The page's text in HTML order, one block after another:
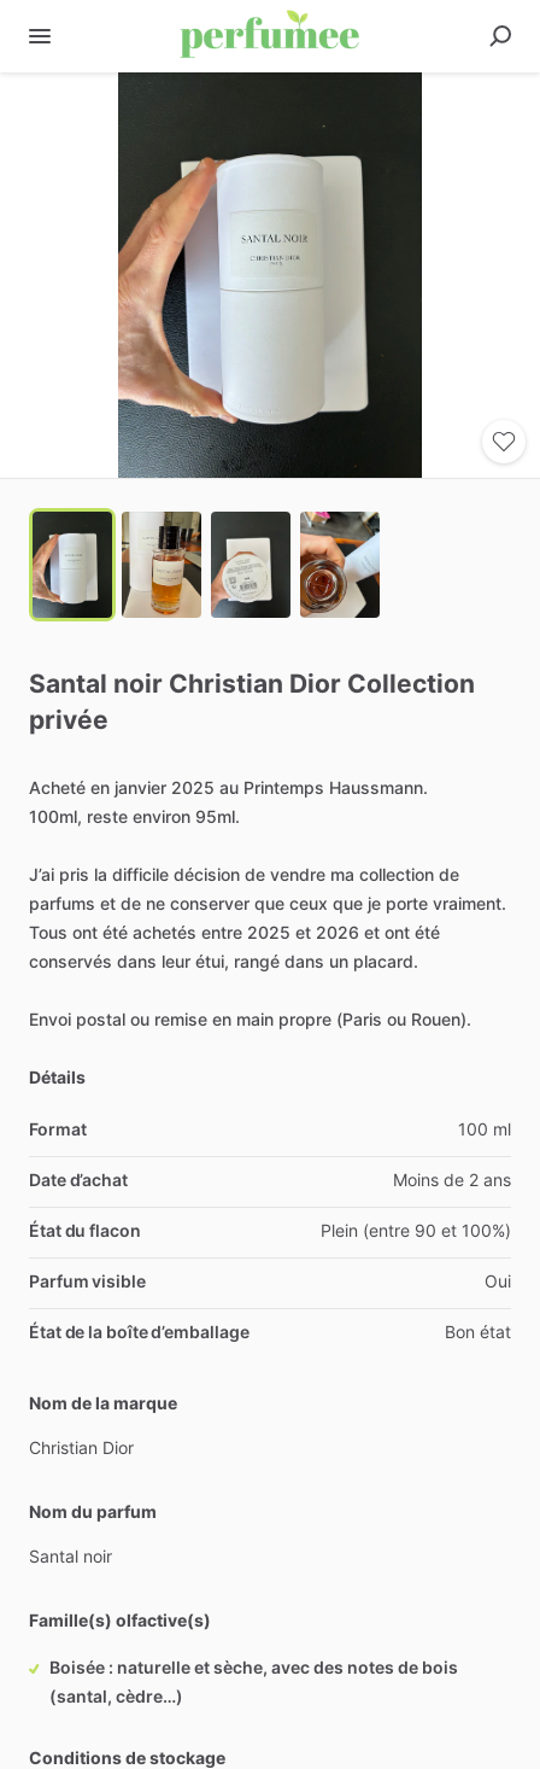
Santal noir Christian Dior Collection
privée
Acheté en janvier 2025 au Printemps Haussmann.
100ml, reste environ 95ml.
J’ai pris la difficile décision de vendre ma collection de
parfums et de ne conserver que ceux que je porte vraiment.
Tous ont été achetés entre 2025 et 2026 et ont été
conservés dans leur étui, rangé dans un placard.
Envoi postal ou remise en main propre (Paris ou Rouen).
Détails
Format 100 ml
Date d’achat Moins de 2 ans
État du flacon Plein (entre 90 et 100%)
Parfum visible Oui
État de la boîte d’emballage Bon état
Nom de la marque
Christian Dior
Nom du parfum
Santal noir
Famille(s) olfactive(s)
Boisée : naturelle et sèche, avec des notes de bois
(santal, cèdre…)
Conditions de stockage